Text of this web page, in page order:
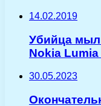
14.02.2019
Убийца
Nokia Lumia
30.05.2023